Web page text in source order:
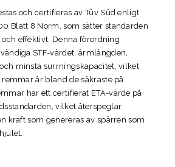
och certifieras av Tüv Süd enligt
Blatt 8 Norm, som sätter standarden
och effektivt. Denna förordning
STF-värdet, ärmlängden,
minsta surrningskapacitet, vilket
är bland de säkraste på
har ett certifierat ETA-värde på
vilket återspeglar
kraft som genereras av spärren som